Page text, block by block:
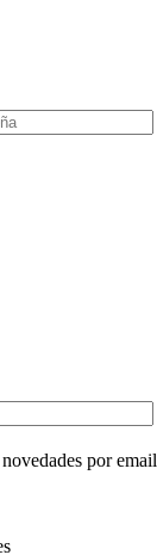
por email